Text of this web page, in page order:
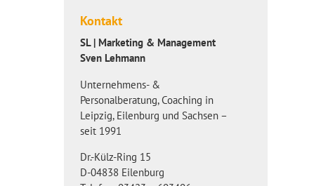
Kontakt
SL | Marketing & Management
Sven Lehmann
Unternehmens- &
Personalberatung, Coaching in
Leipzig, Eilenburg und Sachsen –
seit 1991
Dr.-Külz-Ring 15
D-04838 Eilenburg